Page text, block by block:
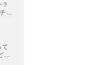
ン
て
の